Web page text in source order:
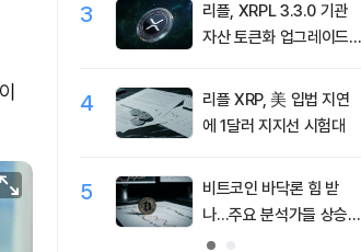
3
리플, XRPL 3.3.0 기관
자산 토큰화 업그레이드
러 지지
4
리플 XRP, 美 입법 지연
에 1달러 지지선 시험대
5
비트코인 바닥론 힘 받
나…주요 분석가들 상승
신호 주목